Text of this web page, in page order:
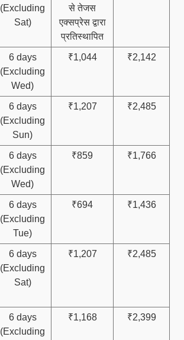
(Excluding
Sat)
से तेजस
एक्सप्रेस द्वारा
प्रतिस्थापित
6 days
(Excluding
Wed)
₹1,044 ₹2,142
6 days
(Excluding
Sun)
₹1,207 ₹2,485
6 days
(Excluding
Wed)
₹859 ₹1,766
6 days
(Excluding
Tue)
₹694 ₹1,436
6 days
(Excluding
Sat)
₹1,207 ₹2,485
6 days
(Excluding
₹1,168 ₹2,399